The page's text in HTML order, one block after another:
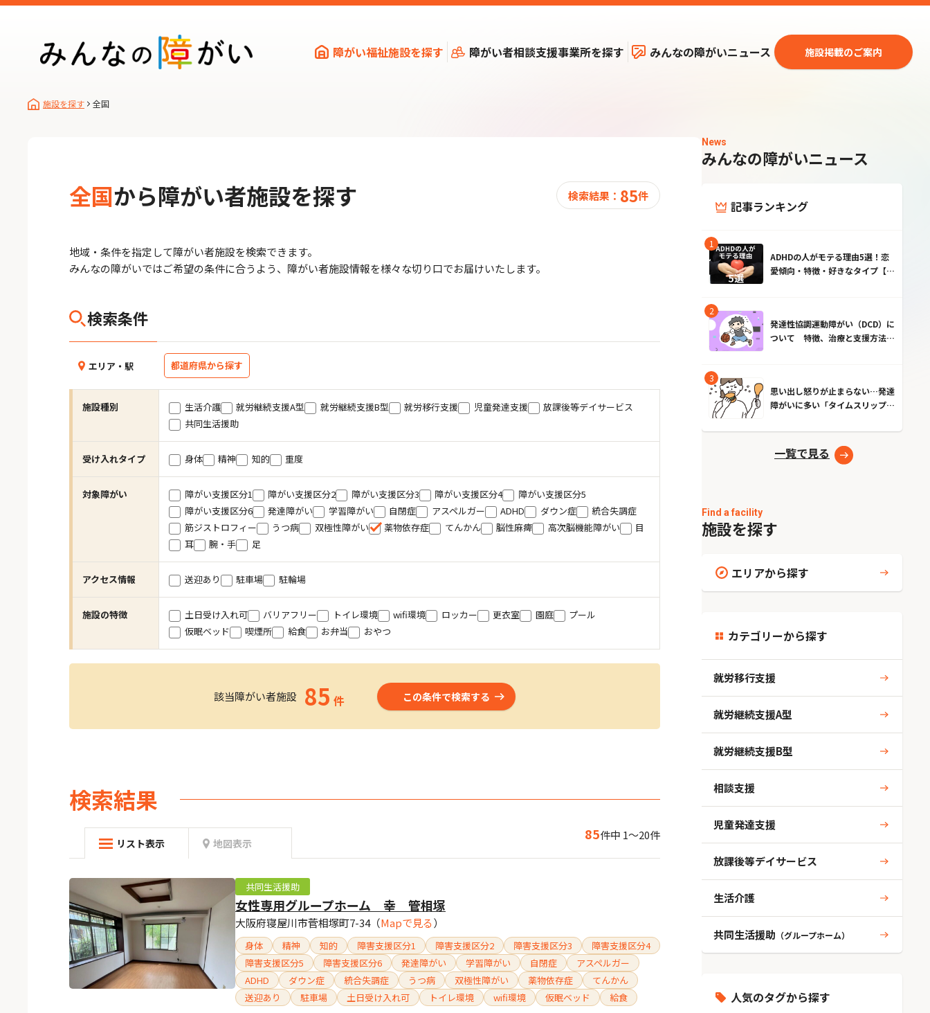
障がい福祉施設を探す 障がい者相談支援事業所を探す みんなの障がいニュース 施設掲載のご案内
施設を探す 全国
全国から障がい者施設を探す 検索結果： 85件
地域・条件を指定して障がい者施設を検索できます。
みんなの障がいではご希望の条件に合うよう、障がい者施設情報を様々な切り口でお届けいたします。
検索条件
エリア・駅 都道府県から探す
施設種別 生活介護 就労継続支援A型 就労継続支援B型 就労移行支援 児童発達支援
放課後等デイサービス
共同生活援助
受け入れタイプ 身体 精神 知的 重度
対象障がい 障がい支援区分1 障がい支援区分2 障がい支援区分3 障がい支援区分4
障がい支援区分5
障がい支援区分6
発達障がい 学習障がい 自閉症 アスペルガー ADHD ダウン症
統合失調症
筋ジストロフィー
うつ病 双極性障がい 薬物依存症 てんかん 脳性麻痺 高次脳機能障がい
目
耳
腕・手 足
アクセス情報 送迎あり 駐車場 駐輪場
施設の特徴 土日受け入れ可 バリアフリー トイレ環境 wifi環境 ロッカー 更衣室 園庭
プール
仮眠ベッド
喫煙所 給食 お弁当 おやつ
該当障がい者施設 85 件 この条件で検索する
検索結果
85件中 1～20件
リスト表示 地図表示
共同生活援助
女性専用グループホーム 幸 管相塚
大阪府寝屋川市菅相塚町7-34（Mapで見る）
身体 精神 知的 障害支援区分1 障害支援区分2 障害支援区分3
障害支援区分4
障害支援区分5
障害支援区分6 発達障がい 学習障がい 自閉症
アスペルガー
ADHD
ダウン症 統合失調症 うつ病 双極性障がい 薬物依存症
てんかん
送迎あり
駐車場 土日受け入れ可 トイレ環境 wifi環境 仮眠ベッド 給食
News
みんなの障がいニュース
記事ランキング
ADHDの人がモテる理由5選！恋
愛傾向・特徴・好きなタイプ【男
発達性協調運動障がい（DCD）に
ついて 特徴、治療と支援方法と
思い出し怒りが止まらない…発達
障がいに多い「タイムスリップ現
一覧で見る
Find a facility
施設を探す
エリアから探す
カテゴリーから探す
就労移行支援
就労継続支援A型
就労継続支援B型
相談支援
児童発達支援
放課後等デイサービス
生活介護
共同生活援助 （グループホーム）
人気のタグから探す